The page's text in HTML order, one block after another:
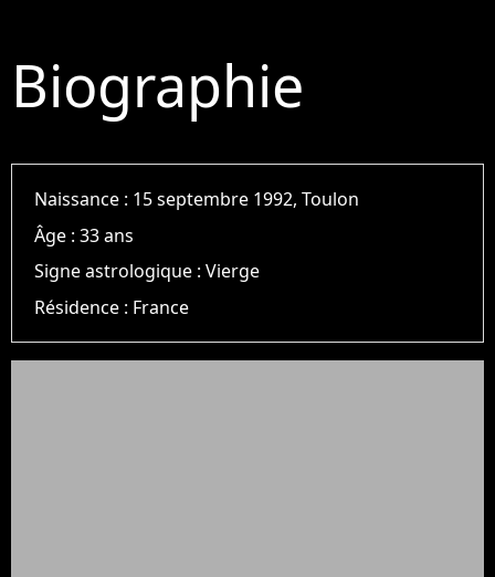
Biographie
Naissance : 15 septembre 1992, Toulon
Âge :33 ans
Signe astrologique :Vierge
Résidence : France